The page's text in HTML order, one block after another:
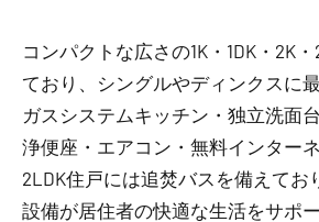
コンパクトな広さの1K・1DK・2K
ており、シングルやディンクスに
ガスシステムキッチン・独立洗面
浄便座・エアコン・無料インター
2LDK住戸には追焚バスを備えてお
設備が居住者の快適な生活をサポ